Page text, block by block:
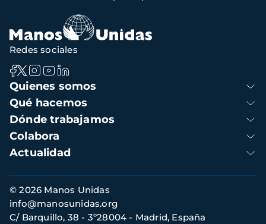
navegación
Navegación
principal
Quienes somos
Qué hacemos
Dónde trabajamos
Colabora
Actualidad
Redes sociales
Información
de
contacto
© 2026 Manos Unidas
C/ Barquillo, 38 - 3º28004 - Madrid, España
info@manosunidas.org